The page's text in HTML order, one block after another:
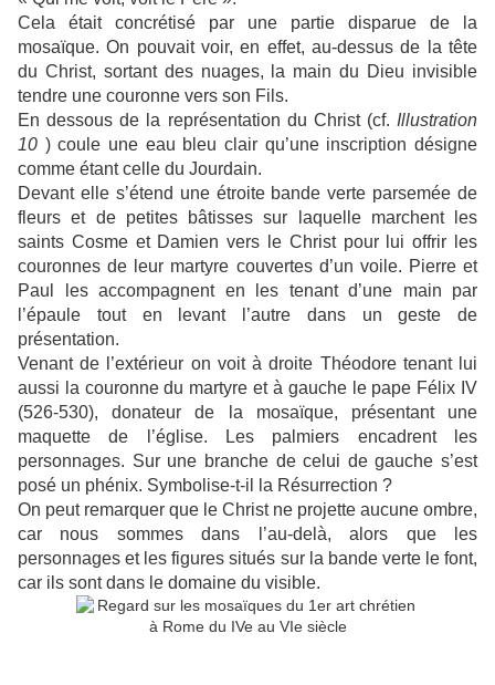
Cela était concrétisé par une partie disparue de la
mosaïque. On pouvait voir, en effet, au-dessus de la tête
du Christ, sortant des nuages, la main du Dieu invisible
tendre une couronne vers son Fils.
En dessous de la représentation du Christ (cf. Illustration
10 ) coule une eau bleu clair qu’une inscription désigne
comme étant celle du Jourdain.
Devant elle s’étend une étroite bande verte parsemée de
fleurs et de petites bâtisses sur laquelle marchent les
saints Cosme et Damien vers le Christ pour lui offrir les
couronnes de leur martyre couvertes d’un voile. Pierre et
Paul les accompagnent en les tenant d’une main par
l’épaule tout en levant l’autre dans un geste de
présentation.
Venant de l’extérieur on voit à droite Théodore tenant lui
aussi la couronne du martyre et à gauche le pape Félix IV
(526-530), donateur de la mosaïque, présentant une
maquette de l’église. Les palmiers encadrent les
personnages. Sur une branche de celui de gauche s’est
posé un phénix. Symbolise-t-il la Résurrection ?
On peut remarquer que le Christ ne projette aucune ombre,
car nous sommes dans l’au-delà, alors que les
personnages et les figures situés sur la bande verte le font,
car ils sont dans le domaine du visible.